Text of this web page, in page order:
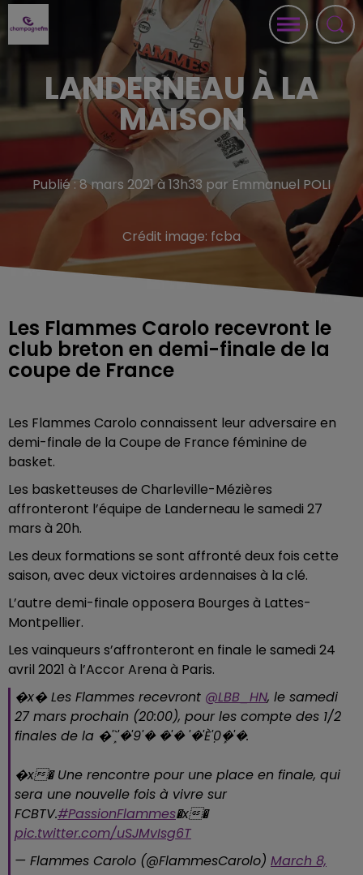
LANDERNEAU À LA
MAISON
Publié : 8 mars 2021 à 13h33 par Emmanuel POLI
Crédit image: fcba
Les Flammes Carolo recevront le
club breton en demi-finale de la
coupe de France
Les Flammes Carolo connaissent leur adversaire en
demi-finale de la Coupe de France féminine de
basket.
Les basketteuses de Charleville-Mézières
affronteront l’équipe de Landerneau le samedi 27
mars à 20h.
Les deux formations se sont affronté deux fois cette
saison, avec deux victoires ardennaises à la clé.
L’autre demi-finale opposera Bourges à Lattes-
Montpellier.
Les vainqueurs s’affronteront en finale le samedi 24
avril 2021 à l’Accor Arena à Paris.
�x� Les Flammes recevront @LBB_HN, le samedi
27 mars prochain (20:00), pour les compte des 1/2
finales de la �ܾ'`'�'9'� �ܿ'� '�'Èܼ'0�ܾ'�.
�x� Une rencontre pour une place en finale, qui
sera une nouvelle fois à vivre sur
FCBTV.#PassionFlammes�x�
pic.twitter.com/uSJMvIsg6T
— Flammes Carolo (@FlammesCarolo) March 8,